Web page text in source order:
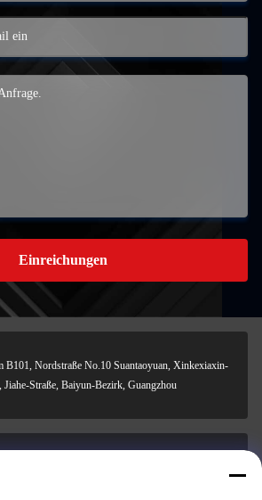
Einreichungen
B101, Nordstraße No.10 Suantaoyuan, Xinkexiaxin-
Jiahe-Straße, Baiyun-Bezirk, Guangzhou